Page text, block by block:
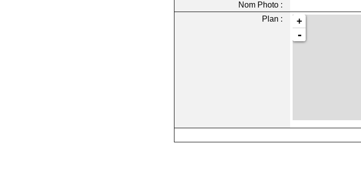
Nom Photo :
Plan :
+
-